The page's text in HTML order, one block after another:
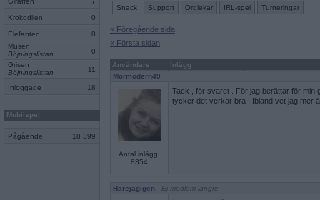
Krokodilen 0
Elefanten
0
Musen
Böjningslistan
0
Grisen
Böjningslistan
11
Inloggade 18
Mobilspel
Pågående 18 399
Snack Support Ordlekar IRL-spel Turneringar
« Föregående sida
« Första sidan
Användare
Inlägg
Mormodern49
Antal inlägg:
8354
Tack , för svaret . För jag berättar för min
tycker det verkar bra . Ibland vet jag mer
Härejagigen - Ej medlem längre